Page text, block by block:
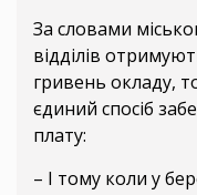
За словами
відділів
гривень окладу,
єдиний спосіб
плату:
– І тому коли у